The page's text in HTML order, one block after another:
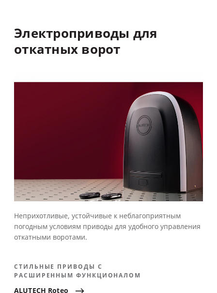
Электроприводы для
откатных ворот
СТИЛЬНЫЕ ПРИВОДЫ С
РАСШИРЕННЫМ ФУНКЦИОНАЛОМ
ALUTECH Roteo
Неприхотливые, устойчивые к неблагоприятным
погодным условиям приводы для удобного управления
откатными воротами.